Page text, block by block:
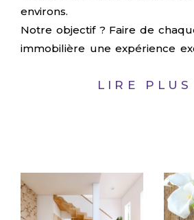
environs.
Notre objectif ? Faire de
immobilière une expérience
professionnelle.
comprend une sélection
adaptés à tous les besoins et
LIRE PLUS